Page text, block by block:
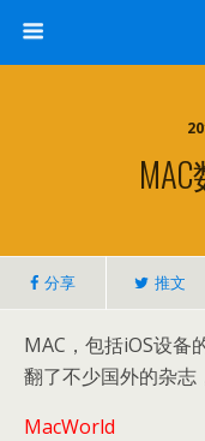
分享 推文
MAC，包括iOS设备
翻了不少国外的杂志
MacWorld